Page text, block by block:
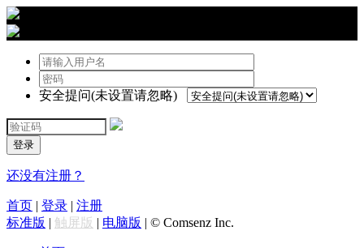
安全提问(未设置请忽略)
登录
还没有注册？
首页 | 登录 | 注册
标准版 | 触屏版 | 电脑版 | © Comsenz Inc.